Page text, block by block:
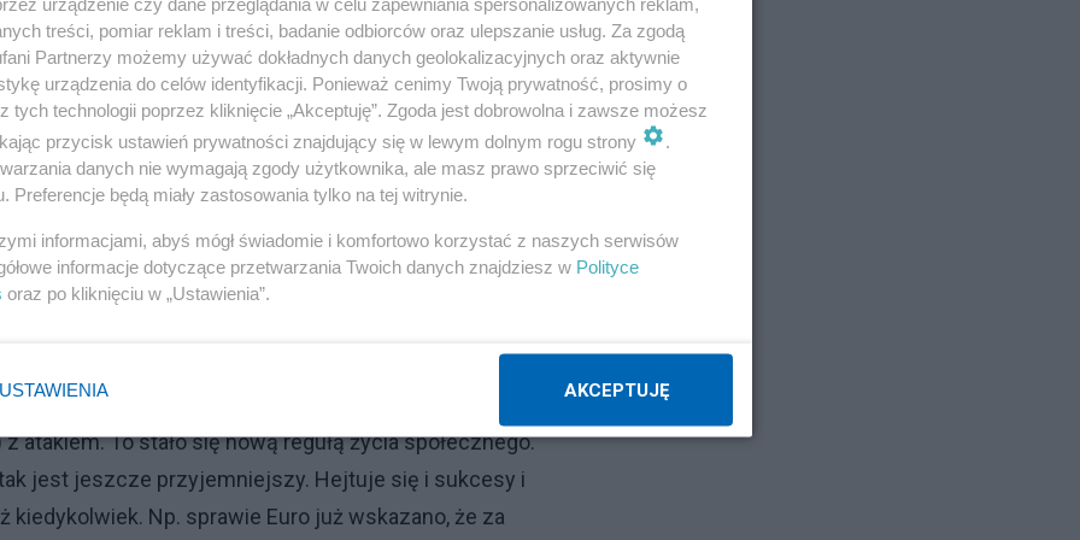
przyładujemy, zwłaszcza z pozycji „moralnych”, tym
chwilę, bo za chwilę ktoś inny już zdobędzie więcej
Za chwilę też kto inny będzie kozłem ofiarnym.
często do bardzo niemoralnych zachowań. Poniżanie,
Reklama
polaryzacji rośnie. Rozmawiam czasem z osobami
w życiu i dziś ich pierwszym problemem jest: jak
za odwagę, ale atak. Jeśli coś ci się uda, idziesz do góry
To stało się nową regułą życia społecznego.
jest jeszcze przyjemniejszy. Hejtuje się i sukcesy i
Np. sprawie Euro już wskazano, że za
treści, pomiar reklam i treści, badanie odbiorców oraz ulepszanie usług. Za zgodą
Partnerzy możemy używać dokładnych danych geolokalizacyjnych oraz aktywnie
urządzenia do celów identyfikacji. Ponieważ cenimy Twoją prywatność, prosimy o
tych technologii poprzez kliknięcie „Akceptuję”. Zgoda jest dobrowolna i zawsze możesz
przycisk ustawień prywatności znajdujący się w lewym dolnym rogu strony
.
danych nie wymagają zgody użytkownika, ale masz prawo sprzeciwić się
Preferencje będą miały zastosowania tylko na tej witrynie.
informacjami, abyś mógł świadomie i komfortowo korzystać z naszych serwisów
informacje dotyczące przetwarzania Twoich danych znajdziesz w Polityce
oraz po kliknięciu w „Ustawienia”.
USTAWIENIA AKCEPTUJĘ